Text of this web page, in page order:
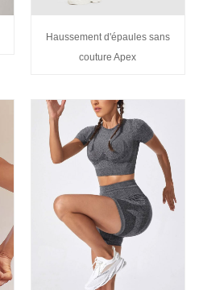
Haussement d'épaules sans
couture Apex